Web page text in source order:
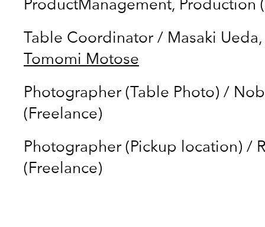
ProductManagement, Production
Table Coordinator / Masaki Ueda
Tomomi Motose
Photographer (Table Photo) /
(Freelance)
Photographer (Pickup location) /
(Freelance)